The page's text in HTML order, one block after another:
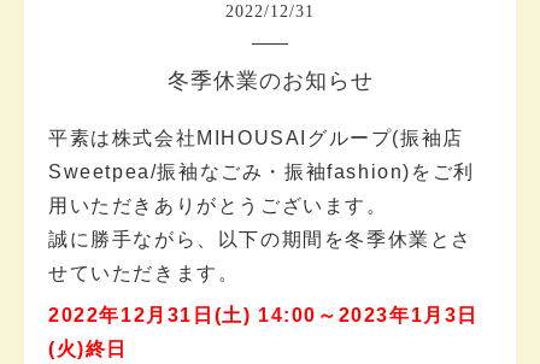
2022/12/31
冬季休業のお知らせ
平素は株式会社MIHOUSAIグループ(振袖店
Sweetpea/振袖なごみ・振袖fashion)をご利
用いただきありがとうございます。
誠に勝手ながら、以下の期間を冬季休業とさ
せていただきます。
2022年12月31日(土) 14:00～2023年1月3日
(火)終日